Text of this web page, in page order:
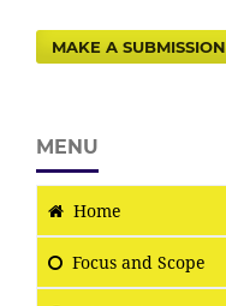
MAKE A SUBMISSION
MENU
Home
Focus and Scope